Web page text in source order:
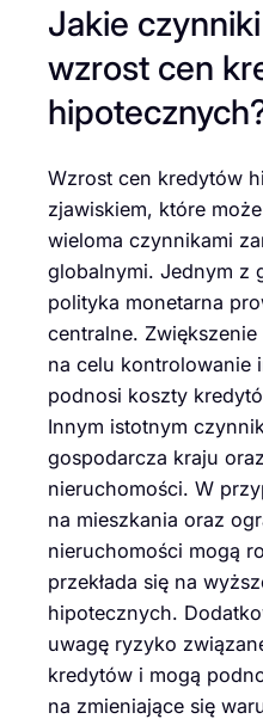
Jakie
wzrost cen
Wzrost cen kredytów
zjawiskiem, które
wieloma czynnikami
globalnymi. Jednym z
polityka monetarna
centralne.
na celu kontrolowanie
podnosi koszty
Innym istotnym
gospodarcza kraju
nieruchomości. W
na mieszkania oraz
nieruchomości mogą
przekłada się na
hipotecznych.
uwagę ryzyko
kredytów i mogą
na zmieniające się